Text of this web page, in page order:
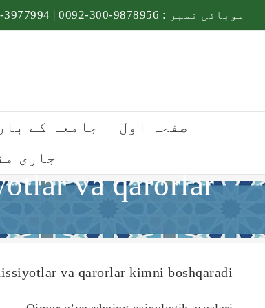
to
موبائل نمبر : 9878956-300-0092
|
3977994-315-0092
صفحہ اول جامعہ کے
جاری
va qarorlar
va qarorlar kimni boshqaradi